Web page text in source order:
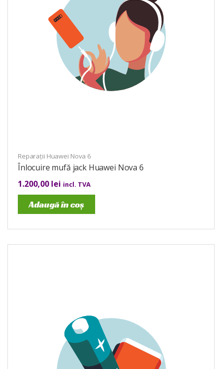
Reparații Huawei Nova 6
Înlocuire mufă jack Huawei Nova 6
1.200,00 lei incl. TVA
Adaugă în coș